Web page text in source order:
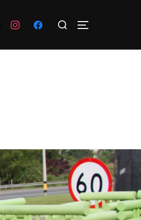
instagramfacebook
ALTERNAR